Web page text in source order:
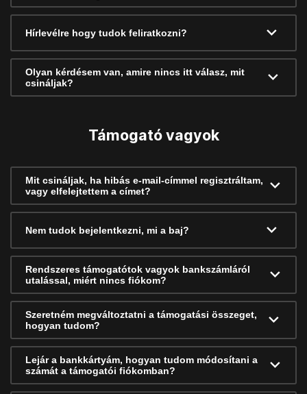
Hírlevélre hogy tudok feliratkozni?
Olyan kérdésem van, amire nincs itt válasz, mit
csináljak?
Támogató vagyok
Mit csináljak, ha hibás e-mail-címmel regisztráltam,
vagy elfelejtettem a címet?
Nem tudok bejelentkezni, mi a baj?
Rendszeres támogatótok vagyok bankszámláról
utalással, miért nincs fiókom?
Szeretném megváltoztatni a támogatási összeget,
hogyan tudom?
Lejár a bankkártyám, hogyan tudom módosítani a
számát a támogatói fiókomban?